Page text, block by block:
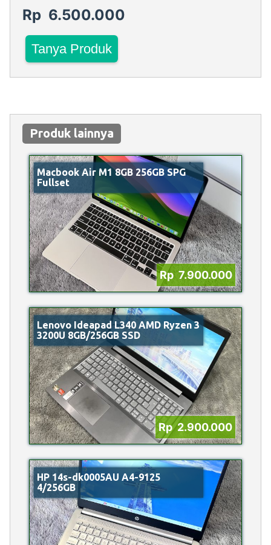
Rp 6.500.000
Tanya Produk
Produk lainnya
Macbook Air M1 8GB 256GB SPG
Fullset
Rp 7.900.000
Lenovo Ideapad L340 AMD Ryzen 3
3200U 8GB/256GB SSD
Rp 2.900.000
HP 14s-dk0005AU A4-9125
4/256GB